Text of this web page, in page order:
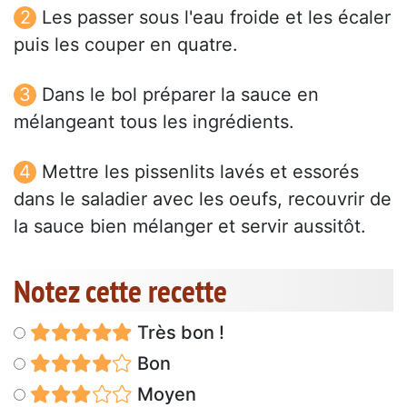
Les passer sous l'eau froide et les écaler
puis les couper en quatre.
Dans le bol préparer la sauce en
mélangeant tous les ingrédients.
Mettre les pissenlits lavés et essorés
dans le saladier avec les oeufs, recouvrir de
la sauce bien mélanger et servir aussitôt.
Notez cette recette
Très bon !
Bon
Moyen